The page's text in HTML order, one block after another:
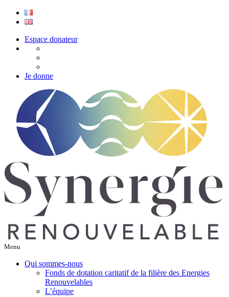
Espace donateur
Je donne
Menu
Qui sommes-nous
Fonds de dotation caritatif de la filière des Energies
Renouvelables
L’équipe